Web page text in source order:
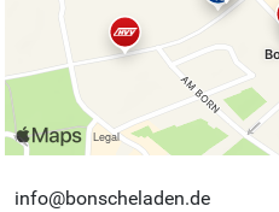
info@bonscheladen.de